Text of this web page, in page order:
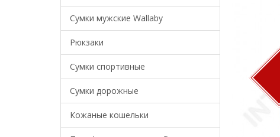
Cумки мужские Wallaby
Рюкзаки
Сумки спортивные
Сумки дорожные
Кожаные кошельки